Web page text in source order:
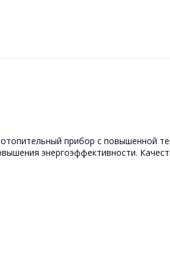
прибор с повышенной
энергоэффективности.